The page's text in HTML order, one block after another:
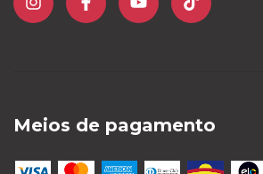
Meios de pagamento